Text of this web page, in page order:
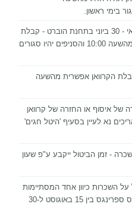
בימי ראשון.
בין התאריכים 1 במאי - 30 ביוני בתחנת הוברט - קבלת
10:00
והסניפים יהיו סגורים
הקרוואן אפשרית מהשעה
של איסוף או החזרה של קרוואן
נא לעיין בסעיף 'היטל חגים'
- זמן הביטול ייקבע ע"פ שעון
ימים חל על השכרות כיוון אחד המסתיימות
בדרווין, ברום או אליס ספרינגס בין 15 באוגוסט ל-30